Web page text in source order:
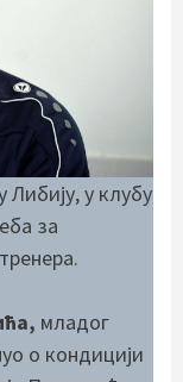
Либију, у клубу
за
младог
о кондицији